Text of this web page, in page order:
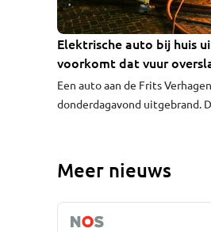
Elektrische auto bij huis
voorkomt dat vuur
Een auto aan de Frits
donderdagavond uitgebrand.
Meer nieuws